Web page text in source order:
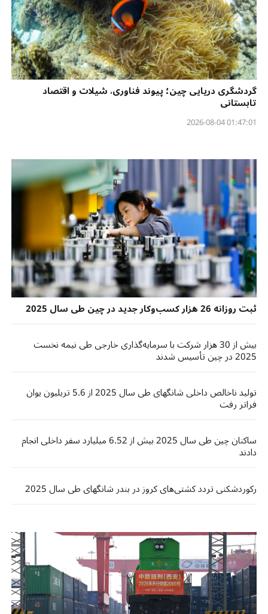
گردشگری دریایی چین؛ پیوند فناوری، شیلات و اقتصاد
تابستانی
01:47:01 2026-08-04
ثبت روزانه 26 هزار کسب‌وکار جدید در چین طی سال 2025
بیش از 30 هزار شرکت با سرمایه‌گذاری خارجی طی نیمه نخست
2025 در چین تأسیس شدند
تولید ناخالص داخلی شانگهای طی سال 2025 از 5.6 تریلیون یوان
فراتر رفت
ساکنان چین طی سال 2025 بیش از 6.52 میلیارد سفر داخلی انجام
دادند
رکوردشکنی تردد کشتی‌های کروز در بندر شانگهای طی سال 2025